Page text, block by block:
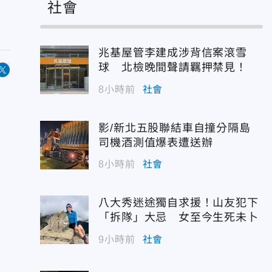
社會
兆基屋管李建成涉背信案滾雪
球 北檢晚間聲請羈押禁見！
8小時前 社會
影/新北五股聯結車自撞分隔島
司機酒測值爆表遭送辦
8小時前 社會
八大秀迷途獨自求援！山友犯下
「拆隊」大忌 女至今生死未卜
9小時前 社會